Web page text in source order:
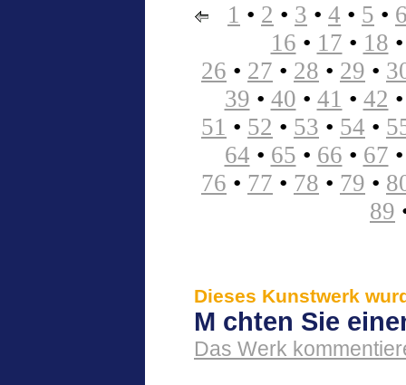
1 • 2 • 3 • 4 • 5 •
16 • 17 • 18
26 • 27 • 28 • 29 •
39 • 40 • 41 • 42
51 • 52 • 53 • 54 •
64 • 65 • 66 • 67
76 • 77 • 78 • 79 •
89
Dieses Kunstwerk
M chten Sie
Das Werk